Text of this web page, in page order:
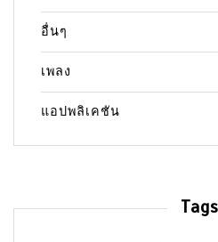
อื่นๆ
เพลง
แอปพลิเคชัน
Tags